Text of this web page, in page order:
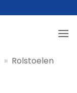
» Rolstoelen